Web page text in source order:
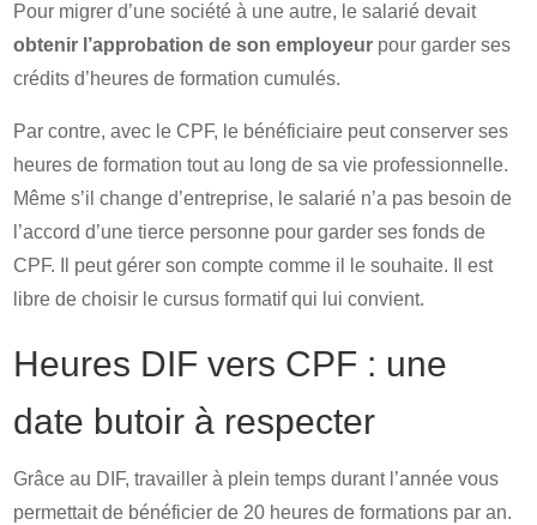
Pour migrer d’une société à une autre, le salarié devait
obtenir l’approbation de son employeur pour garder ses
crédits d’heures de formation cumulés.
Par contre, avec le CPF, le bénéficiaire peut conserver ses
heures de formation tout au long de sa vie professionnelle.
Même s’il change d’entreprise, le salarié n’a pas besoin de
l’accord d’une tierce personne pour garder ses fonds de
CPF. Il peut gérer son compte comme il le souhaite. Il est
libre de choisir le cursus formatif qui lui convient.
Heures DIF vers CPF : une
date butoir à respecter
Grâce au DIF, travailler à plein temps durant l’année vous
permettait de bénéficier de 20 heures de formations par an.